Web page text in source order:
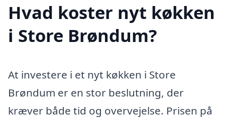
Hvad koster nyt køkken
i Store Brøndum?
At investere i et nyt køkken i Store
Brøndum er en stor beslutning, der
kræver både tid og overvejelse. Prisen på